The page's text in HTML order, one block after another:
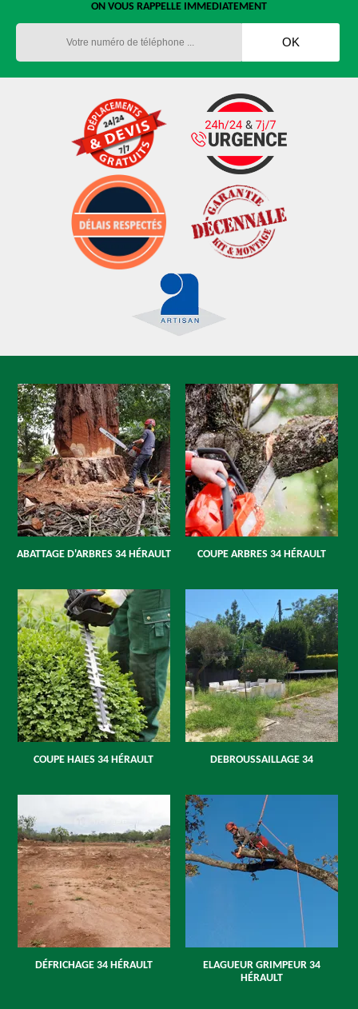
ON VOUS RAPPELLE IMMEDIATEMENT
ABATTAGE D'ARBRES 34 HÉRAULT COUPE ARBRES 34 HÉRAULT
COUPE HAIES 34 HÉRAULT DEBROUSSAILLAGE 34
DÉFRICHAGE 34 HÉRAULT
ELAGUEUR GRIMPEUR 34
HÉRAULT